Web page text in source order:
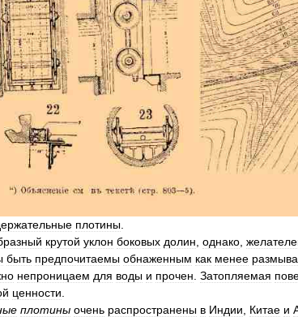
плотины
крутой уклон боковых долин однако
быть предпочитаемы обнаженным как менее
непроницаем для воды и прочен Затопляемая
ценности
плотины очень распространены в Индии Китае и